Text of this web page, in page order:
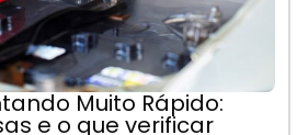
Muito Rápido:
e o que verificar